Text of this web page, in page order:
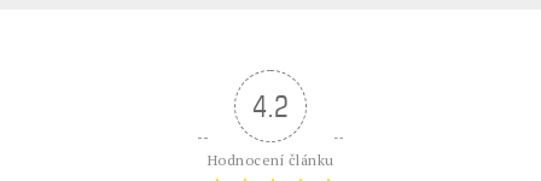
4.2
Hodnocení článku